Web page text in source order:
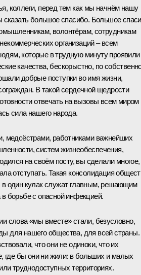
коллеги, перед тем как мы начнём нашу
сказать большое спасибо. Большое
волонтёрам, сотрудникам
организаций – всем
которые в трудную минуту проявили
качества, бескорыстно, по
добрые поступки во имя жизни,
В такой сердечной щедрости
отвечать на вызовы всем миром
сила нашего народа.
медсёстрами, работниками важнейших
систем жизнеобеспечения,
на своём посту, вы сделали многое,
отступать. Такая консолидация
в один кулак служат главным, решающим
борьбе с опасной инфекцией.
слова «мы вместе» стали, безусловно,
для нашего общества, для всей страны.
что они не одиноки, что их
где бы они ни жили: в больших и малых
труднодоступных территориях.